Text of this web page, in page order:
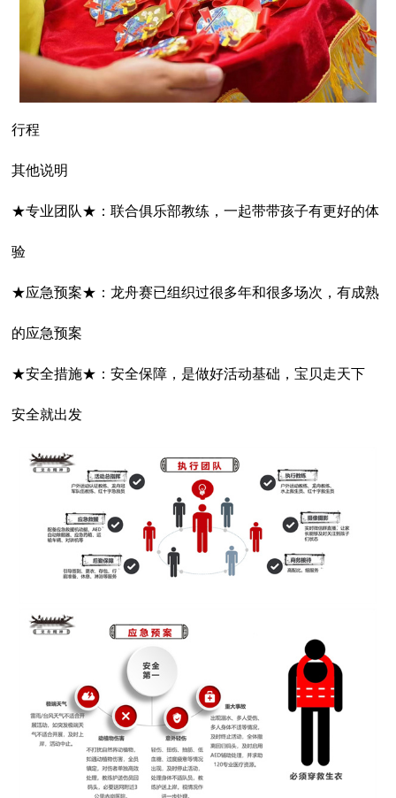
行程
其他说明
★专业团队★：联合俱乐部教练，一起带带孩子有更好的体
验
★应急预案★：龙舟赛已组织过很多年和很多场次，有成熟
的应急预案
★安全措施★：安全保障，是做好活动基础，宝贝走天下
安全就出发